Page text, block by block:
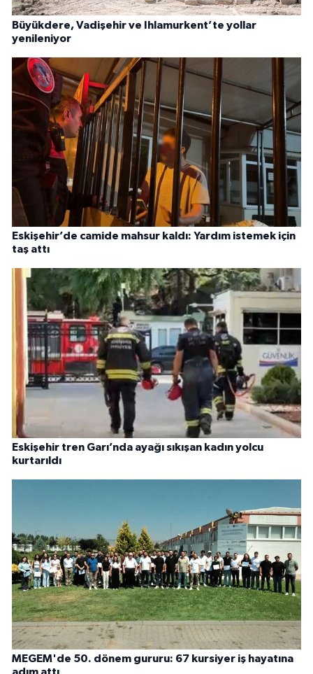
Büyükdere, Vadişehir ve Ihlamurkent’te yollar
yenileniyor
Eskişehir’de camide mahsur kaldı: Yardım istemek için
taş attı
Eskişehir tren Garı’nda ayağı sıkışan kadın yolcu
kurtarıldı
MEGEM'de 50. dönem gururu: 67 kursiyer iş hayatına